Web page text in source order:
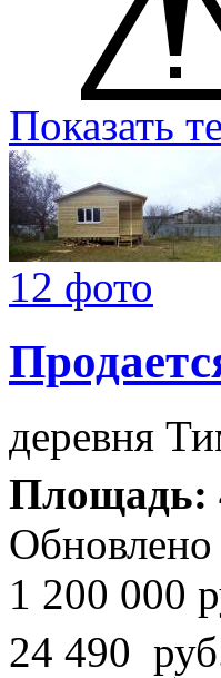
Показать
12 фото
деревня
Площадь:
1 200 000
24 490